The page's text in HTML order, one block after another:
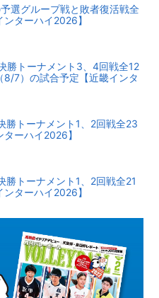
選グループ戦と敗者復活戦全
ターハイ2026】
勝トーナメント3、4回戦全12
8/7）の試合予定【近畿インタ
勝トーナメント1、2回戦全23
ーハイ2026】
勝トーナメント1、2回戦全21
ターハイ2026】